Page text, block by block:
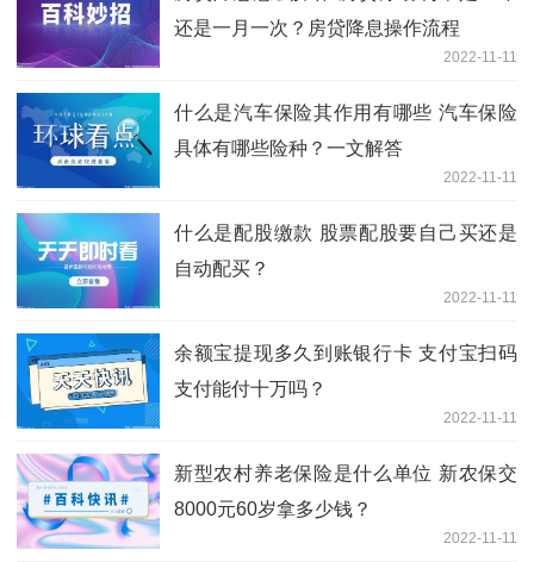
还是一月一次？房贷降息操作流程
2022-11-11
什么是汽车保险其作用有哪些 汽车保险
具体有哪些险种？一文解答
2022-11-11
什么是配股缴款 股票配股要自己买还是
自动配买？
2022-11-11
余额宝提现多久到账银行卡 支付宝扫码
支付能付十万吗？
2022-11-11
新型农村养老保险是什么单位 新农保交
8000元60岁拿多少钱？
2022-11-11